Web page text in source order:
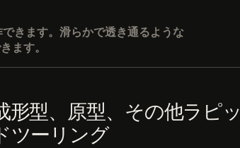
きます。滑らかで透き通るような
ます。
形型、原型、その他ラピッ
ツーリング